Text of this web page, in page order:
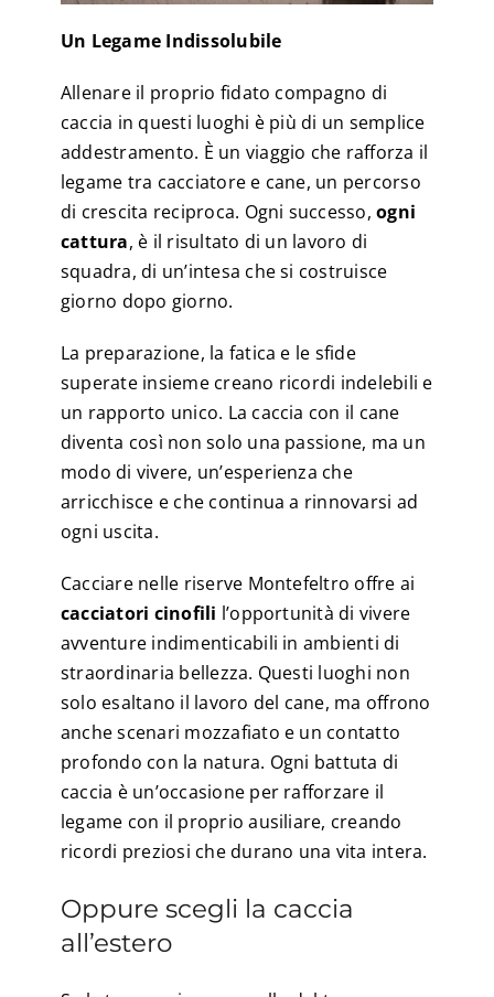
Un Legame Indissolubile
Allenare il proprio fidato compagno di
caccia in questi luoghi è più di un semplice
addestramento. È un viaggio che rafforza il
legame tra cacciatore e cane, un percorso
di crescita reciproca. Ogni successo,ogni
cattura, è il risultato di un lavoro di
squadra, di un’intesa che si costruisce
giorno dopo giorno.
La preparazione, la fatica e le sfide
superate insieme creano ricordi indelebili e
un rapporto unico. La caccia con il cane
diventa così non solo una passione, ma un
modo di vivere, un’esperienza che
arricchisce e che continua a rinnovarsi ad
ogni uscita.
Cacciare nelle riserve Montefeltro offre ai
cacciatori cinofili l’opportunità di vivere
avventure indimenticabili in ambienti di
straordinaria bellezza. Questi luoghi non
solo esaltano il lavoro del cane, ma offrono
anche scenari mozzafiato e un contatto
profondo con la natura. Ogni battuta di
caccia è un’occasione per rafforzare il
legame con il proprio ausiliare, creando
ricordi preziosi che durano una vita intera.
Oppure scegli la caccia
all’estero